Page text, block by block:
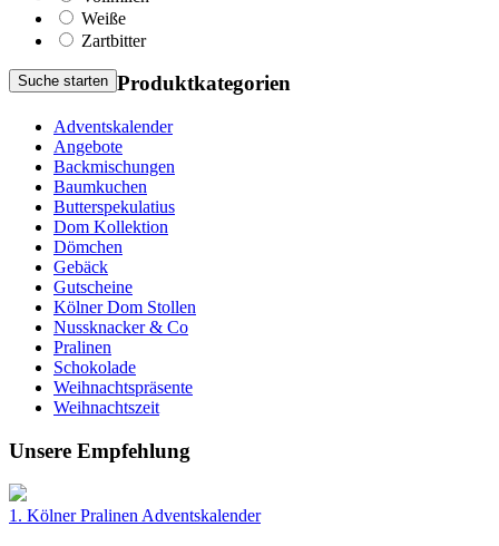
Weiße
Zartbitter
Suche starten Produktkategorien
Adventskalender
Angebote
Backmischungen
Baumkuchen
Butterspekulatius
Dom Kollektion
Dömchen
Gebäck
Gutscheine
Kölner Dom Stollen
Nussknacker & Co
Pralinen
Schokolade
Weihnachtspräsente
Weihnachtszeit
Unsere Empfehlung
1. Kölner Pralinen Adventskalender